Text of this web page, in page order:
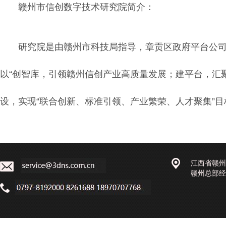
赣州市信创数字技术研究院简介：
研究院是由赣州市科技局指导，章贡区政府平台公
以“创智库，引领赣州信创产业高质量发展；建平台，
设，实现“联合创新、标准引领、产业繁荣、人才聚集”
江西省赣
赣州总部